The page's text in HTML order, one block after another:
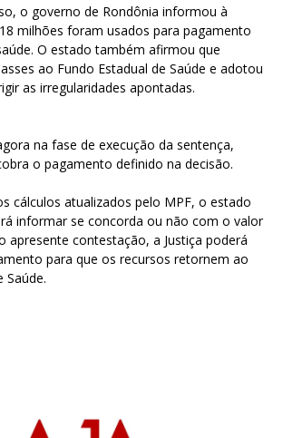
o governo de Rondônia informou à
milhões foram usados para pagamento
O estado também afirmou que
ao Fundo Estadual de Saúde e adotou
as irregularidades apontadas.
na fase de execução da sentença,
o pagamento definido na decisão.
cálculos atualizados pelo MPF, o estado
informar se concorda ou não com o valor
apresente contestação, a Justiça poderá
para que os recursos retornem ao
Saúde.